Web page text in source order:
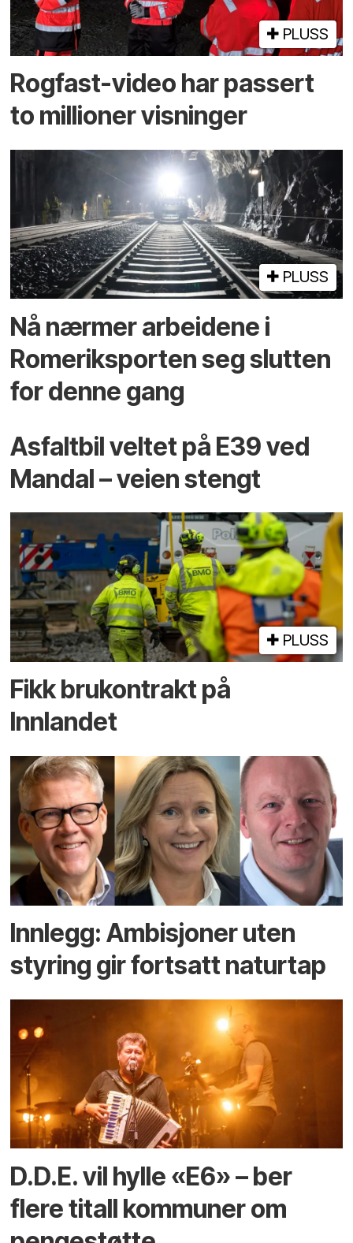
PLUSS
Rogfast-video har passert
to millioner visninger
PLUSS
Nå nærmer arbeidene i
Romeriksporten seg slutten
for denne gang
Asfaltbil veltet på E39 ved
Mandal – veien stengt
PLUSS
Fikk brukontrakt på
Innlandet
Innlegg: Ambisjoner uten
styring gir fortsatt naturtap
D.D.E. vil hylle «E6» – ber
flere titall kommuner om